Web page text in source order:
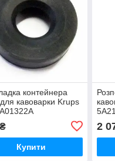
контейнера
кавоварки Krups
Купити
2